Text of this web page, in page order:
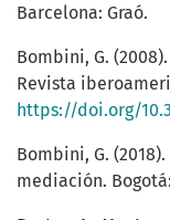
Barcelona: Graó.
Bombini, G.
Revista
https://doi.org/
Bombini, G.
mediación.